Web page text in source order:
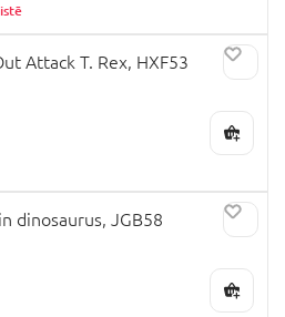
Attack T. Rex, HXF53
dinosaurus, JGB58